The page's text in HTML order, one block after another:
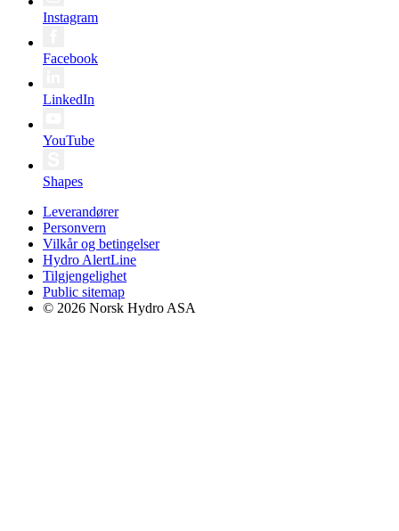
Instagram
Facebook
LinkedIn
YouTube
Shapes
Leverandører
Personvern
Vilkår og betingelser
Hydro AlertLine
Tilgjengelighet
Public sitemap
© 2026 Norsk Hydro ASA